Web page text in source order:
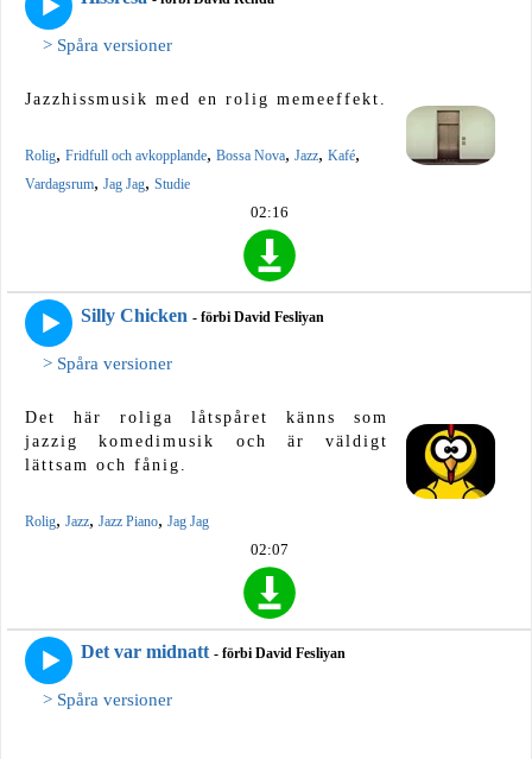
> Spåra versioner
Jazzhissmusik med en rolig memeeffekt.
Rolig, Fridfull och avkopplande, Bossa Nova, Jazz, Kafé,
Vardagsrum, Jag Jag, Studie
02:16
Silly Chicken - förbi David Fesliyan
> Spåra versioner
Det här roliga låtspåret känns som
jazzig komedimusik och är väldigt
lättsam och fånig.
Rolig, Jazz, Jazz Piano, Jag Jag
02:07
Det var midnatt - förbi David Fesliyan
> Spåra versioner